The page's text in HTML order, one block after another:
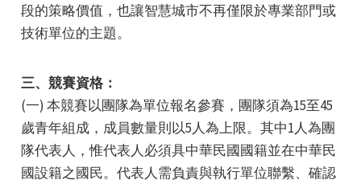
段的策略價值，也讓智慧城市不再僅限於專業部門或
技術單位的主題。
三、競賽資格：
(一) 本競賽以團隊為單位報名參賽，團隊須為15至45
歲青年組成，成員數量則以5人為上限。其中1人為團
隊代表人，惟代表人必須具中華民國國籍並在中華民
國設籍之國民。代表人需負責與執行單位聯繫、確認